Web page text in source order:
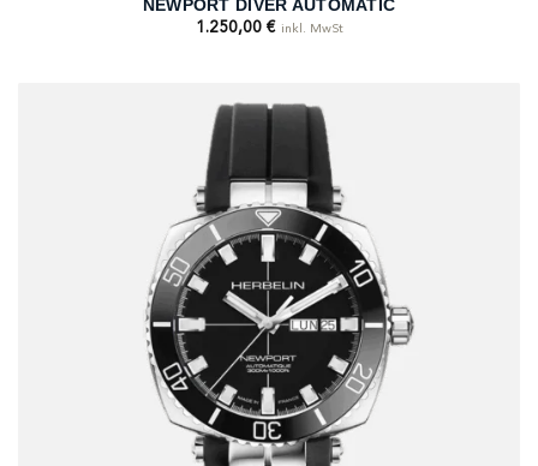
NEWPORT DIVER AUTOMATIC
1.250,00 € inkl. MwSt